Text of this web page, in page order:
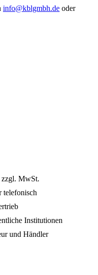
info@kblgmbh.de oder
zzgl. MwSt.
telefonisch
Institutionen
und Händler